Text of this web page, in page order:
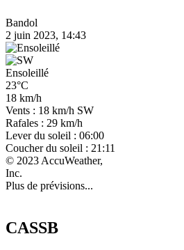
Bandol
2 juin 2023, 14:43
Ensoleillé
23°C
18 km/h
Vents : 18 km/h SW
Rafales : 29 km/h
Lever du soleil : 06:00
Coucher du soleil : 21:11
© 2023 AccuWeather,
Inc.
Plus de prévisions...
CASSB